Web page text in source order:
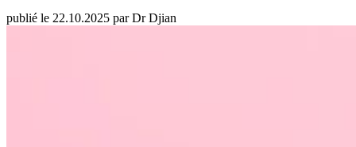
publié le 22.10.2025 par Dr Djian